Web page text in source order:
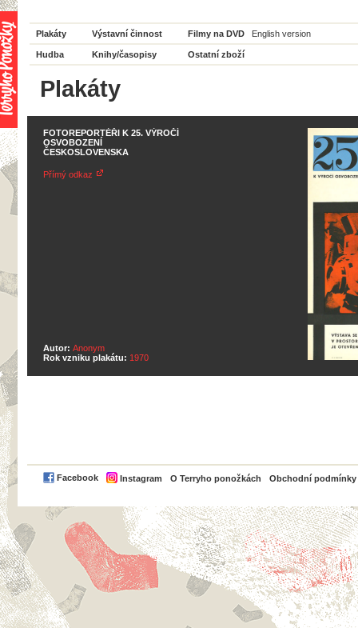
Plakáty Výstavní činnost Filmy na DVD English version
Hudba Knihy/časopisy Ostatní zboží
Plakáty
FOTOREPORTÉŘI K 25. VÝROČÍ
OSVOBOZENÍ
ČESKOSLOVENSKA
Přímý odkaz
Autor: Anonym
Rok vzniku plakátu: 1970
Facebook Instagram O Terryho ponožkách Obchodní podmínky
PayPal